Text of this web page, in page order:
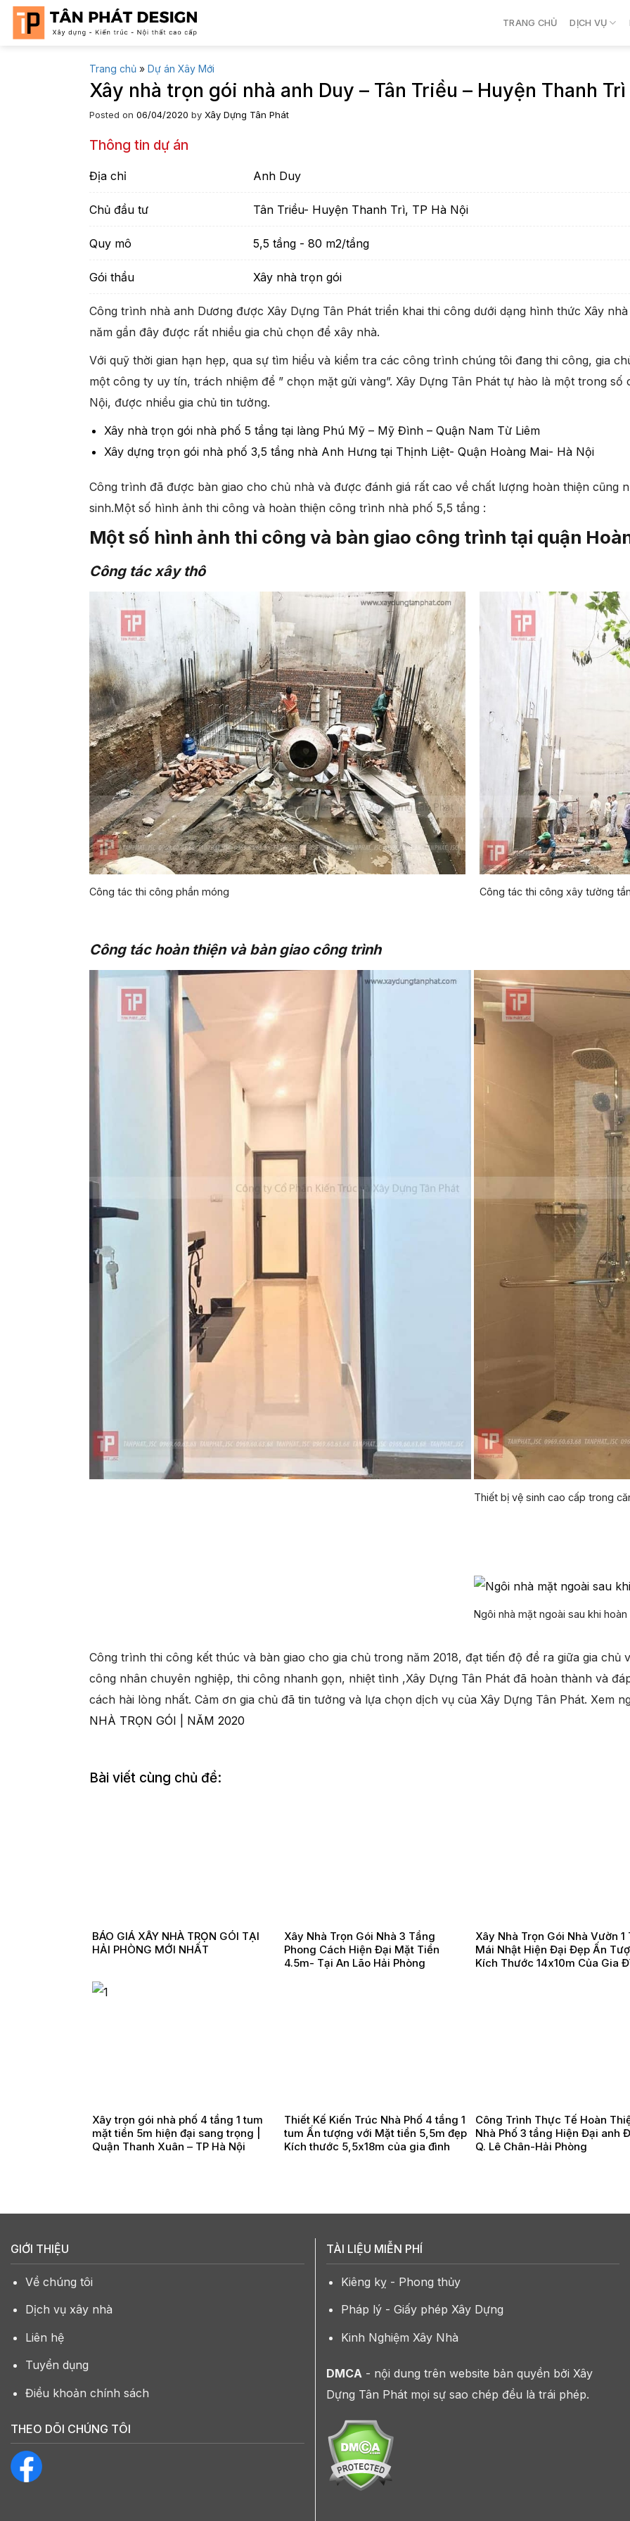
Skip
TRANG CHỦ DỊCH VỤ
Trang chủ » Dự án Xây Mới
Xây nhà trọn gói nhà anh Duy – Tân Triều – Huyện Thanh
Posted on 06/04/2020 by Xây Dựng Tân Phát
Thông tin dự án
Địa chỉ Anh Duy
Chủ đầu tư Tân Triều- Huyện Thanh Trì, TP Hà Nội
Quy mô 5,5 tầng - 80 m2/tầng
Gói thầu Xây nhà trọn gói
Công trình nhà anh Dương được Xây Dựng Tân Phát triển khai thi công dưới dạng hình thức Xây
năm gần đây được rất nhiều gia chủ chọn để xây nhà.
Với quỹ thời gian hạn hẹp, qua sự tìm hiểu và kiểm tra các công trình chúng tôi đang thi công, gia
một công ty uy tín, trách nhiệm để ” chọn mặt gửi vàng”. Xây Dựng Tân Phát tự hào là một trong
Nội, được nhiều gia chủ tin tưởng.
Xây nhà trọn gói nhà phố 5 tầng tại làng Phú Mỹ – Mỹ Đình – Quận Nam Từ Liêm
Xây dựng trọn gói nhà phố 3,5 tầng nhà Anh Hưng tại Thịnh Liệt- Quận Hoàng Mai- Hà Nội
Công trình đã được bàn giao cho chủ nhà và được đánh giá rất cao về chất lượng hoàn thiện cũng
sinh.Một số hình ảnh thi công và hoàn thiện công trình nhà phố 5,5 tầng :
Một số hình ảnh thi công và bàn giao công trình tại quận
Công tác xây thô
Công tác thi công phần móng Công tác thi công xây tường
Công tác hoàn thiện và bàn giao công trình
Thiết bị vệ sinh cao cấp trong
Ngôi nhà mặt ngoài sau khi
Công trình thi công kết thúc và bàn giao cho gia chủ trong năm 2018, đạt tiến độ đề ra giữa gia chủ
công nhân chuyên nghiệp, thi công nhanh gọn, nhiệt tình ,Xây Dựng Tân Phát đã hoàn thành và
cách hài lòng nhất. Cảm ơn gia chủ đã tin tưởng và lựa chọn dịch vụ của Xây Dựng Tân Phát. Xem
NHÀ TRỌN GÓI | NĂM 2020
Bài viết cùng chủ đề:
BÁO GIÁ XÂY NHÀ TRỌN GÓI TẠI
HẢI PHÒNG MỚI NHẤT
Xây Nhà Trọn Gói Nhà 3 Tầng
Phong Cách Hiện Đại Mặt Tiền
4.5m- Tại An Lão Hải Phòng
Xây Nhà Trọn Gói Nhà Vườn 1
Mái Nhật Hiện Đại Đẹp Ấn
Kích Thước 14x10m Của Gia
Xây trọn gói nhà phố 4 tầng 1 tum
mặt tiền 5m hiện đại sang trọng |
Quận Thanh Xuân – TP Hà Nội
Thiết Kế Kiến Trúc Nhà Phố 4 tầng 1
tum Ấn tượng với Mặt tiền 5,5m đẹp
Kích thước 5,5x18m của gia đình
Công Trình Thực Tế Hoàn
Nhà Phố 3 tầng Hiện Đại anh
Q. Lê Chân-Hải Phòng
GIỚI THIỆU
Về chúng tôi
Dịch vụ xây nhà
Liên hệ
Tuyển dụng
Điều khoản chính sách
THEO DÕI CHÚNG TÔI
TÀI LIỆU MIỄN PHÍ
Kiêng kỵ - Phong thủy
Pháp lý - Giấy phép Xây Dựng
Kinh Nghiệm Xây Nhà
DMCA - nội dung trên website bản quyền bởi Xây
Dựng Tân Phát mọi sự sao chép đều là trái phép.